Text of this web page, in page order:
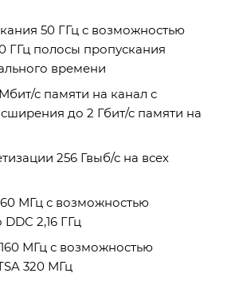
50 ГГц с возможностью
ГГц полосы пропускания
времени
с памяти на канал с
до 2 Гбит/с памяти на
256 Гвыб/с на всех
МГц с возможностью
2,16 ГГц
МГц с возможностью
320 МГц